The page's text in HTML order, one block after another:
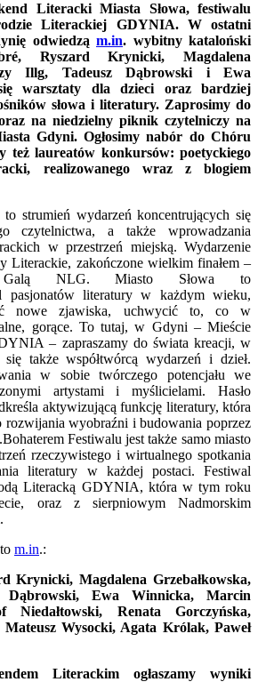
Literacki Miasta Słowa, festiwalu
Literackiej GDYNIA. W ostatni
odwiedzą m.in. wybitny kataloński
Ryszard Krynicki, Magdalena
Illg, Tadeusz Dąbrowski i Ewa
warsztaty dla dzieci oraz bardziej
słowa i literatury. Zaprosimy do
na niedzielny piknik czytelniczy na
Gdyni. Ogłosimy nabór do Chóru
też laureatów konkursów: poetyckiego
realizowanego wraz z blogiem
strumień wydarzeń koncentrujących się
czytelnictwa, a także wprowadzania
w przestrzeń miejską. Wydarzenie
Literackie, zakończone wielkim finałem –
Galą NLG. Miasto Słowa to
pasjonatów literatury w każdym wieku,
nowe zjawiska, uchwycić to, co w
gorące. To tutaj, w Gdyni – Mieście
– zapraszamy do świata kreacji, w
także współtwórcą wydarzeń i dzieł.
w sobie twórczego potencjału we
artystami i myślicielami. Hasło
aktywizującą funkcję literatury, która
rozwijania wyobraźni i budowania poprzez
Festiwalu jest także samo miasto
rzeczywistego i wirtualnego spotkania
literatury w każdej postaci. Festiwal
Literacką GDYNIA, która w tym roku
oraz z sierpniowym Nadmorskim
m.in.:
Krynicki, Magdalena Grzebałkowska,
Dąbrowski, Ewa Winnicka, Marcin
Niedałtowski, Renata Gorczyńska,
Wysocki, Agata Królak, Paweł
Literackim ogłaszamy wyniki